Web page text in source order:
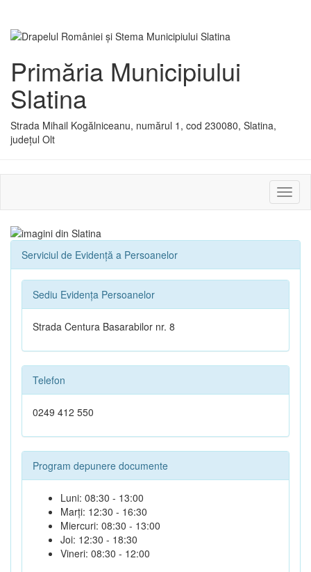
Primăria Municipiului
Slatina
Strada Mihail Kogălniceanu, numărul 1, cod 230080, Slatina,
județul Olt
sau
Serviciul de Evidenţă a Persoanelor
Sediu Evidența Persoanelor
Strada Centura Basarabilor nr. 8
Telefon
0249 412 550
Program depunere documente
Luni: 08:30 - 13:00
Marți: 12:30 - 16:30
Miercuri: 08:30 - 13:00
Joi: 12:30 - 18:30
Vineri: 08:30 - 12:00